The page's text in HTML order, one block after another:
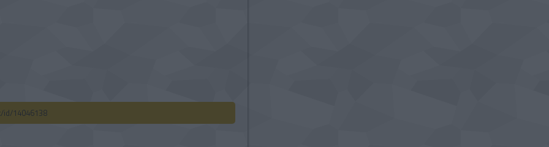
id/14046138